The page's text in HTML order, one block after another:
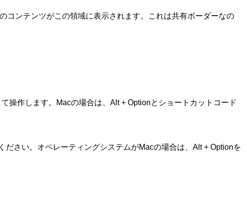
コンテンツがこの領域に表示されます。これは共有ボーダーなの
操作します。Macの場合は、Alt + Optionとショートカットコード
さい。オペレーティングシステムがMacの場合は、Alt + Optionを